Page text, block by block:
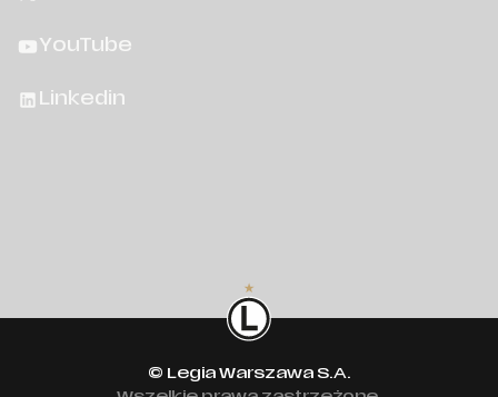
YouTube
Linkedin
© Legia Warszawa S.A.